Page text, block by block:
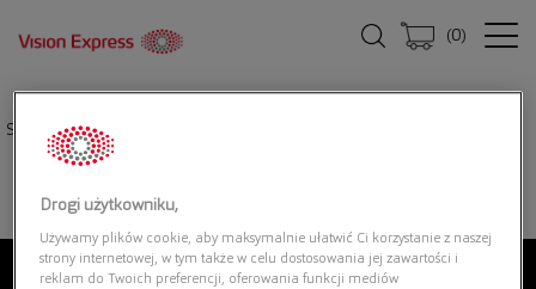
(0)
Strona główna|
Drogi użytkowniku,
Używamy plików cookie, aby maksymalnie ułatwić Ci korzystanie z naszej
strony internetowej, w tym także w celu dostosowania jej zawartości i
reklam do Twoich preferencji, oferowania funkcji mediów